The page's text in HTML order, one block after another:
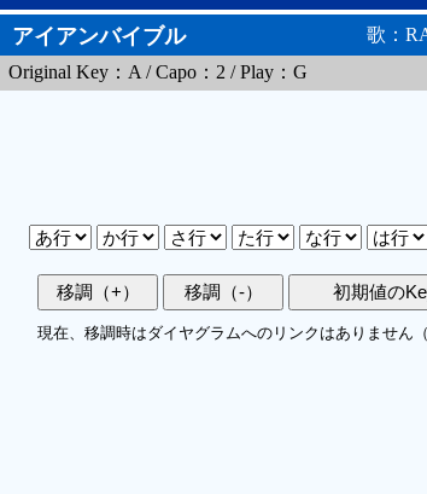
アイアンバイブル
歌：
Original Key：A / Capo：2 / Play：G
現在、移調時はダイヤグラムへのリンクはありません（